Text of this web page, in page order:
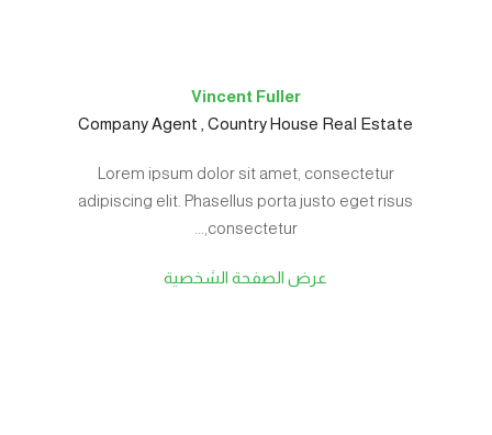
Vincent Fuller
Company Agent , Country House Real Estate
Lorem ipsum dolor sit amet, consectetur
adipiscing elit. Phasellus porta justo eget risus
consectetur,...
عرض الصفحة الشخصية